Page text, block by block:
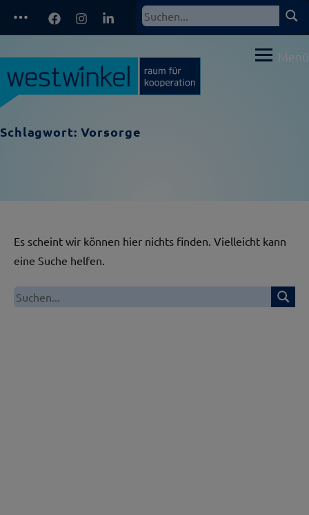
FacebookInstagramLinkedIn
Suchen
Menü
Schlagwort: Vorsorge
Es scheint wir können hier nichts finden. Vielleicht kann
eine Suche helfen.
Suchen